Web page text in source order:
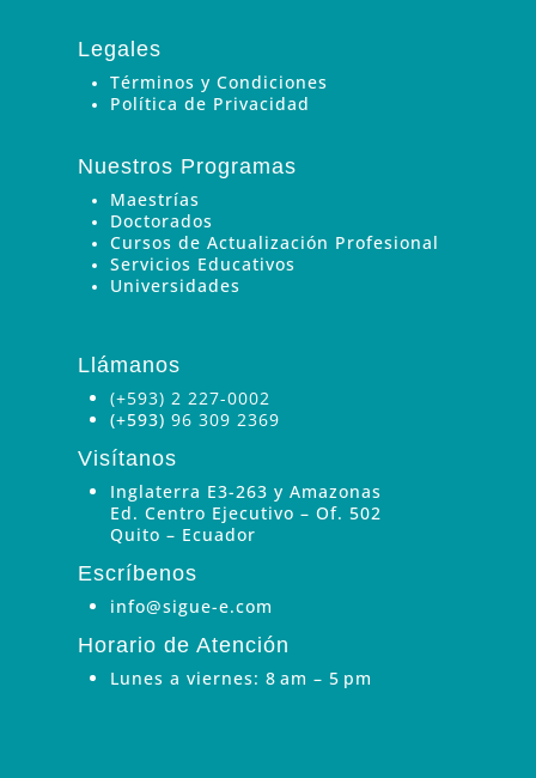
Legales
Términos y Condiciones
Política de Privacidad
Nuestros Programas
Maestrías
Doctorados
Cursos de Actualización Profesional
Servicios Educativos
Universidades
Llámanos
(+593) 2 227-0002
(+593) 96 309 2369
Visítanos
Inglaterra E3-263 y Amazonas
Ed. Centro Ejecutivo – Of. 502
Quito – Ecuador
Escríbenos
info@sigue-e.com
Horario de Atención
Lunes a viernes: 8 am – 5 pm